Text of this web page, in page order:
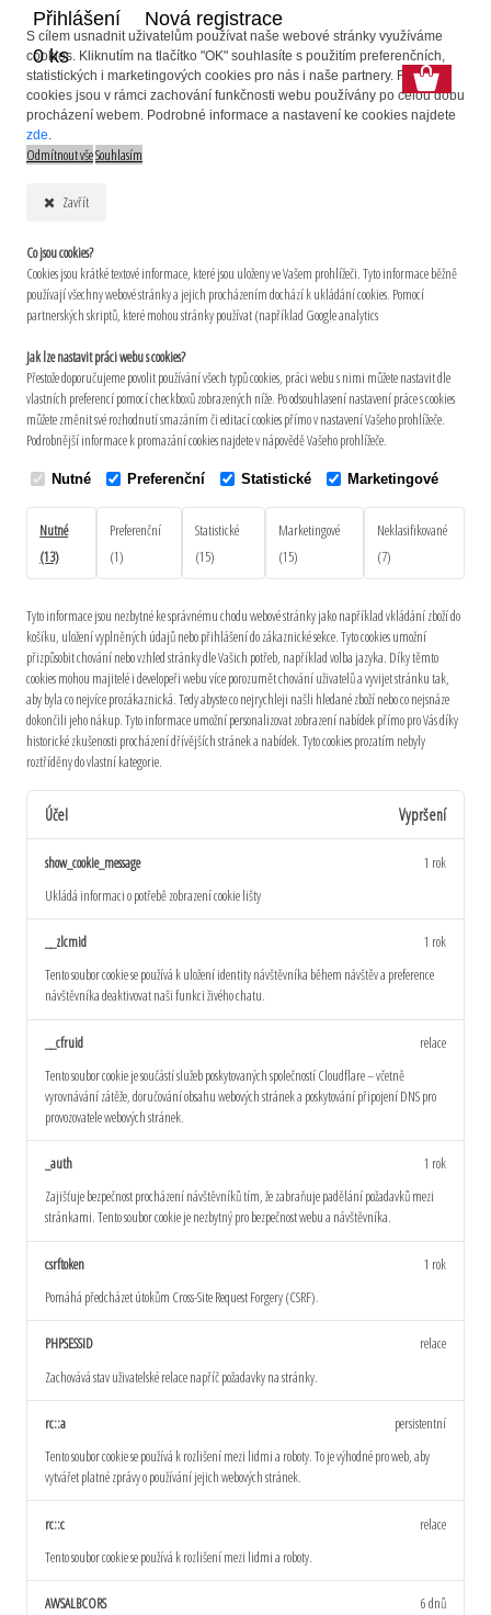
S cílem usnadnit uživatelům používat naše webové stránky využíváme
cookies. Kliknutím na tlačítko "OK" souhlasíte s použitím preferenčních,
statistických i marketingových cookies pro nás i naše partnery. Funkční
cookies jsou v rámci zachování funkčnosti webu používány po celou dobu
procházení webem. Podrobné informace a nastavení ke cookies najdete
zde.
Odmítnout všeSouhlasím
Zavřít
Co jsou cookies?
Cookies jsou krátké textové informace, které jsou uloženy ve Vašem prohlížeči. Tyto informace běžně
používají všechny webové stránky a jejich procházením dochází k ukládání cookies. Pomocí
partnerských skriptů, které mohou stránky používat (například Google analytics
Jak lze nastavit práci webu s cookies?
Přestože doporučujeme povolit používání všech typů cookies, práci webu s nimi můžete nastavit dle
vlastních preferencí pomocí checkboxů zobrazených níže. Po odsouhlasení nastavení práce s cookies
můžete změnit své rozhodnutí smazáním či editací cookies přímo v nastavení Vašeho prohlížeče.
Podrobnější informace k promazání cookies najdete v nápovědě Vašeho prohlížeče.
Nutné Preferenční Statistické Marketingové
Nutné
(13)
Preferenční
(1)
Statistické
(15)
Marketingové
(15)
Neklasifikované
(7)
Tyto informace jsou nezbytné ke správnému chodu webové stránky jako například vkládání zboží do
košíku, uložení vyplněných údajů nebo přihlášení do zákaznické sekce.Tyto cookies umožní
přizpůsobit chování nebo vzhled stránky dle Vašich potřeb, například volba jazyka. Díky těmto
cookies mohou majitelé i developeři webu více porozumět chování uživatelů a vyvijet stránku tak,
aby byla co nejvíce prozákaznická. Tedy abyste co nejrychleji našli hledané zboží nebo co nejsnáze
dokončili jeho nákup.Tyto informace umožní personalizovat zobrazení nabídek přímo pro Vás díky
historické zkušenosti procházení dřívějších stránek a nabídek.Tyto cookies prozatím nebyly
roztříděny do vlastní kategorie.
Účel Vypršení
show_cookie_message
Ukládá informaci o potřebě zobrazení cookie lišty
1 rok
__zlcmid
Tento soubor cookie se používá k uložení identity návštěvníka během návštěv a preference
návštěvníka deaktivovat naši funkci živého chatu.
1 rok
__cfruid
Tento soubor cookie je součástí služeb poskytovaných společností Cloudflare – včetně
vyrovnávání zátěže, doručování obsahu webových stránek a poskytování připojení DNS pro
provozovatele webových stránek.
relace
_auth
Zajišťuje bezpečnost procházení návštěvníků tím, že zabraňuje padělání požadavků mezi
stránkami. Tento soubor cookie je nezbytný pro bezpečnost webu a návštěvníka.
1 rok
csrftoken
Pomáhá předcházet útokům Cross-Site Request Forgery (CSRF).
1 rok
PHPSESSID
Zachovává stav uživatelské relace napříč požadavky na stránky.
relace
rc::a
Tento soubor cookie se používá k rozlišení mezi lidmi a roboty. To je výhodné pro web, aby
vytvářet platné zprávy o používání jejich webových stránek.
persistentní
rc::c
Tento soubor cookie se používá k rozlišení mezi lidmi a roboty.
relace
AWSALBCORS
6 dnů
Přihlášení
Nová registrace
0 ks